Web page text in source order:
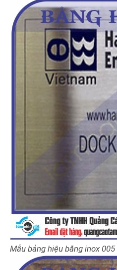
Mẫu bảng hiệu bằng inox 005